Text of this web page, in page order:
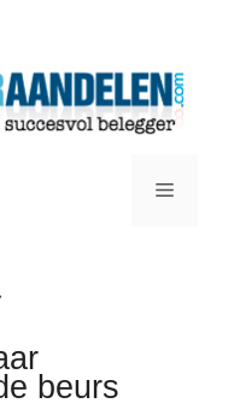
Menu
beurs